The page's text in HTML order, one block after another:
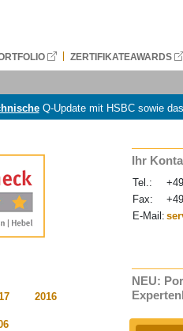
ZERTIFIKATEAWARDS
Q-Update mit HSBC sowie das
2016
Ihr
Tel.:
Fax:
E-Mail:
NEU: